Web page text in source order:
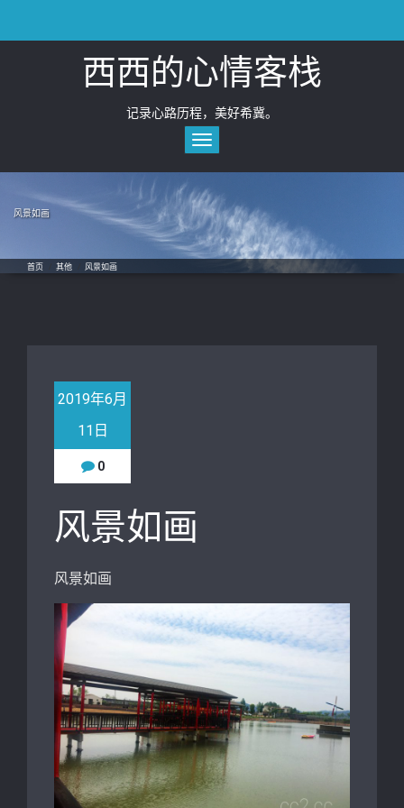
content
西西的心情客栈
记录心路历程，美好希冀。
Toggle
navigation
风景如画
首页 其他 风景如画
2019年6月
11日
0
风景如画
风景如画